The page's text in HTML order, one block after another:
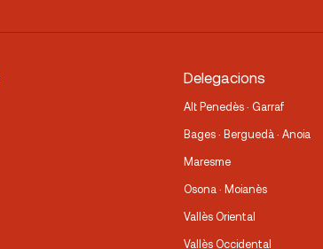
Delegacions
Alt Penedès · Garraf
Bages · Berguedà · Anoia
Maresme
Osona · Moianès
Vallès Oriental
Vallès Occidental